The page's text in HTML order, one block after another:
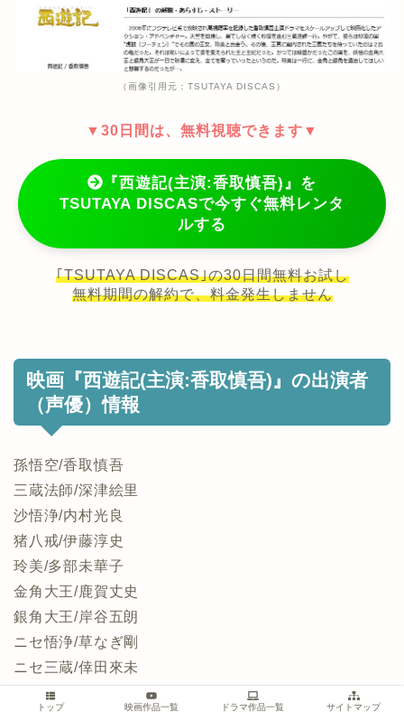
（画像引用元：TSUTAYA DISCAS）
▼30日間は、無料視聴できます▼
『西遊記(主演:香取慎吾)』を
TSUTAYA DISCASで今すぐ無料レンタ
ルする
｢TSUTAYA DISCAS｣の30日間無料お試し
無料期間の解約で、料金発生しません
映画『西遊記(主演:香取慎吾)』の出演者
（声優）情報
孫悟空/香取慎吾
三蔵法師/深津絵里
沙悟浄/内村光良
猪八戒/伊藤淳史
玲美/多部未華子
金角大王/鹿賀丈史
銀角大王/岸谷五朗
ニセ悟浄/草なぎ剛
ニセ三蔵/倖田來未
トップ 映画作品一覧 ドラマ作品一覧 サイトマップ